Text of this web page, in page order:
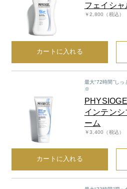
美肌フローリズム
belif
PHYSIOGEL
ビューティコラム
バーチャル工場見学
フェイシ
￥2,800（税込）
カートに入れる
最大“72時間”し
※
インテン
ーム
￥3,400（税込）
カートに入れる